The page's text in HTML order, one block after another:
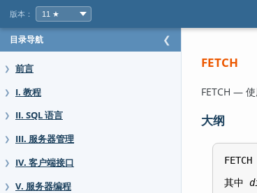
版本：
目录导航 ❮
❯ 前言
❯ I. 教程
❯ II. SQL 语言
❯ III. 服务器管理
❯ IV. 客户端接口
❯ V. 服务器编程
FETCH
FETCH —
大纲
其中